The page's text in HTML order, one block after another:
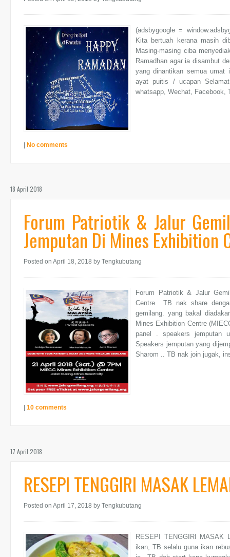
(adsbygoogle =
Kita bertuah kerana masih
Masing-masing ciba
Ramadhan agar ia disambut
yang dinantikan semua umat
ayat puitis / ucapan
whatsapp, Wechat, Facebook,
| No comments
18 April 2018
Forum Patriotik & Jalur
Jemputan Di Mines Exhibition
Posted on April 18, 2018 by Tengkubutang
Forum Patriotik & Jalur
Centre TB nak share
gemilang. yang bakal
Mines Exhibition Centre
panel . speakers jemputan
Speakers jemputan yang
Sharom .. TB nak join jugak,
| 10 comments
17 April 2018
RESEPI TENGGIRI MASAK
Posted on April 17, 2018 by Tengkubutang
RESEPI TENGGIRI MASAK
ikan, TB selalu guna ikan